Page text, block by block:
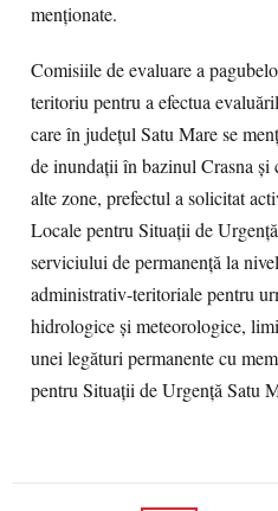
menţionate.
Comisiile de evaluare a
teritoriu pentru a efectua
care în judeţul Satu Mare se
de inundaţii în bazinul Crasna
alte zone, prefectul a solicitat
Locale pentru Situaţii de
serviciului de permanenţă la
administrativ-teritoriale pentru
hidrologice şi meteorologice,
unei legături permanente cu
pentru Situaţii de Urgenţă Satu